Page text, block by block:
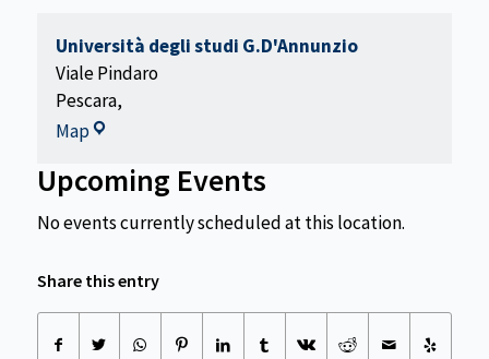
Università degli studi G.D'Annunzio
Viale Pindaro
Pescara,
MapUniversità
studi
Upcoming Events
No events currently scheduled at this location.
Share this entry